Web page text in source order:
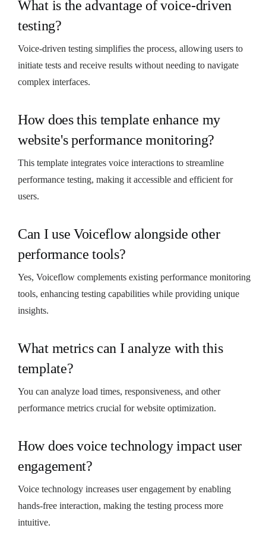
What is the advantage of voice-driven
testing?
Voice-driven testing simplifies the process, allowing users to
initiate tests and receive results without needing to navigate
complex interfaces.
How does this template enhance my
website's performance monitoring?
This template integrates voice interactions to streamline
performance testing, making it accessible and efficient for
users.
Can I use Voiceflow alongside other
performance tools?
Yes, Voiceflow complements existing performance monitoring
tools, enhancing testing capabilities while providing unique
insights.
What metrics can I analyze with this
template?
You can analyze load times, responsiveness, and other
performance metrics crucial for website optimization.
How does voice technology impact user
engagement?
Voice technology increases user engagement by enabling
hands-free interaction, making the testing process more
intuitive.